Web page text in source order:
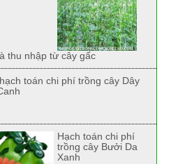
thu nhập từ cây gấc
toán chi phí trồng cây Dây
Hạch toán chi phí
trồng cây Bưởi Da
Xanh